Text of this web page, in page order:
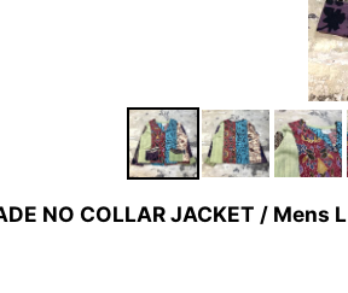
NO COLLAR JACKET / Mens L